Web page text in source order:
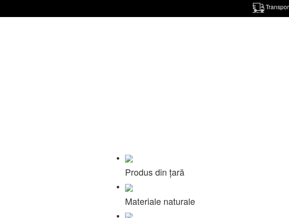
Produs din țară
Materiale naturale